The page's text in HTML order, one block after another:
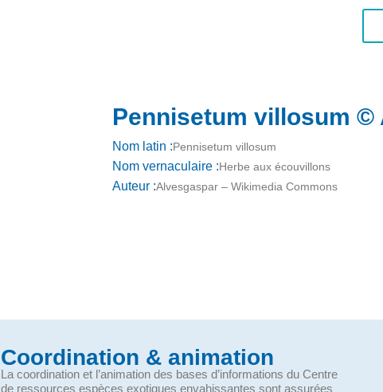
Pennisetum villosum ©
Nom latin :Pennisetum villosum
Nom vernaculaire :Herbe aux écouvillons
Auteur :Alvesgaspar – Wikimedia Commons
Coordination & animation
La coordination et l’animation des bases d’informations du Centre
de ressources espèces exotiques envahissantes sont assurées